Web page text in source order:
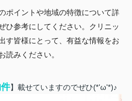
ポイントや地域の特徴について詳
ひ参考にしてください。クリニッ
す皆様にとって、有益な情報をお
読みください。
】載せていますのでぜひ(*'ω'*)♪